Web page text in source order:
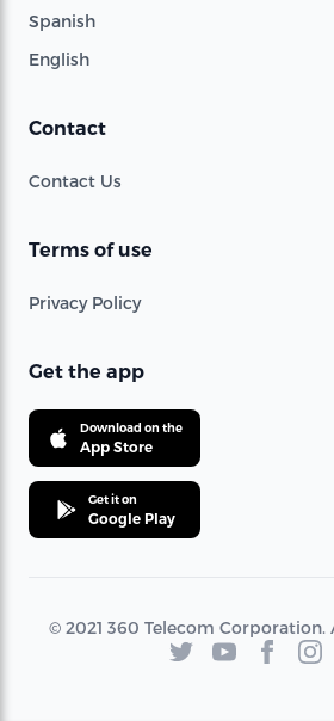
Spanish
English
Contact
Contact Us
Terms of use
Privacy Policy
Get the app
Download on the
App Store
Get it on
Google Play
© 2021 360 Telecom Corporation.